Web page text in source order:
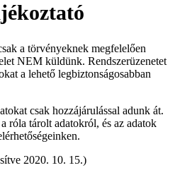
a törvényeknek megfelelően
NEM küldünk. Rendszerüzenetet
a lehető legbiztonságosabban
csak hozzájárulással adunk át.
róla tárolt adatokról, és az adatok
2020. 10. 15.)